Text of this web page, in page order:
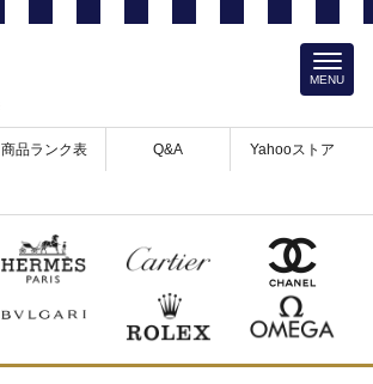
商品ランク表 Q&A Yahooストア
MENU